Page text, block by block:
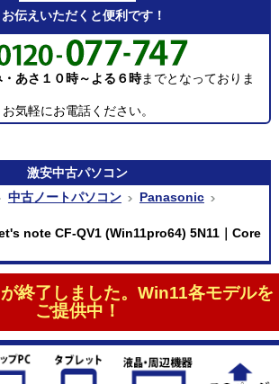
お伝えいただくと便利です！
あさ１０時～よる６時までとなっておりま
気軽にお電話ください。
激安中古パソコン
中古ノートパソコン
Panasonic
note CF-QV1 (Win11pro64) 5N11｜Core
終了しました。Win11各モデルを
ご提供中！